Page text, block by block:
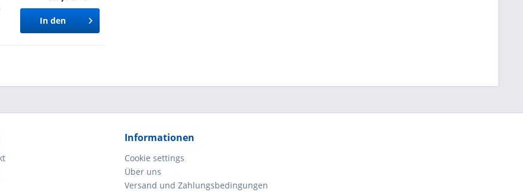
In den
Informationen
Cookie settings
Über uns
Versand und Zahlungsbedingungen